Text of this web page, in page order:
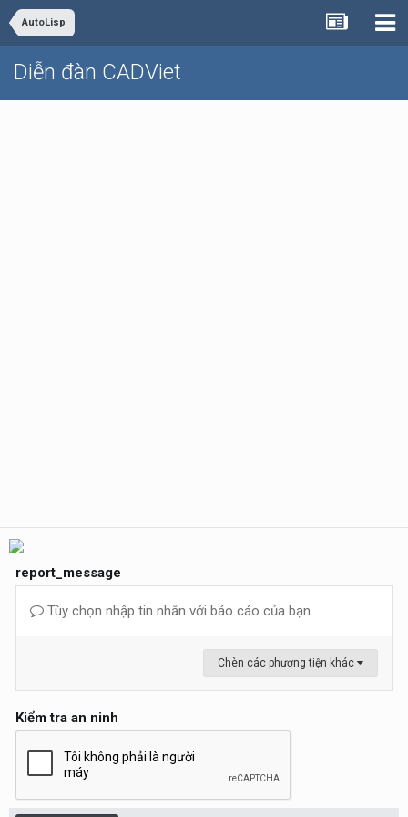
AutoLisp
Diễn đàn CADViet
report_message
Tùy chọn nhập tin nhắn với báo cáo của bạn.
Chèn các phương tiện khác
Kiểm tra an ninh